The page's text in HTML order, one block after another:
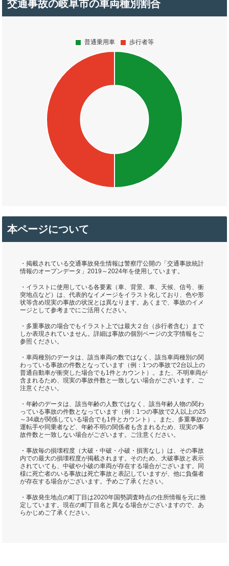
交通事故の岐阜市の車両種別割合
本ページについて
・掲載されている交通事故発生情報は警察庁公開の「交通事故統計
情報のオープンデータ」2019～2024年を使用しています。
・イラストに使用している各要素（車、背景、車、天候、信号、衝
突地点など）は、代表的なイメージをイラスト化しており、色や形
状等含め現実の事故の状況とは異なります。あくまで、事故のイメ
ージとして参考までにご活用ください。
・多重事故の場合でもイラスト上では最大２台（歩行者含む）まで
しか表現されていません。詳細は事故の個別ページの文字情報をご
参照ください。
・車両種別のデータは、該当車両の数ではなく、該当車両種別の関
わっている事故の件数となっています（例：1つの事故で2台以上の
普通自動車が衝突した場合でも1件とカウント）。また、不明車両が
含まれるため、現実の事故件数と一致しない場合がございます。ご
注意ください。
・年齢のデータは、該当年齢の人数ではなく、該当年齢人物の関わ
っている事故の件数となっています（例：1つの事故で2人以上の25
～34歳が関係している場合でも1件とカウント）。また、多重事故の
運転手や同乗者など、年齢不明の関係者も含まれるため、現実の事
故件数と一致しない場合がございます。ご注意ください。
・事故毎の損壊程度（大破・中破・小破・損害なし）は、その事故
内での最大の損壊程度が掲載されます。そのため、大破事故と表示
されていても、中破や小破の車両が存在する場合がございます。同
様に死亡者のいる事故は死亡事故と表記していますが、他に負傷者
が存在する場合がございます。予めご了承ください。
・事故発生地点の町丁目は2020年国勢調査時点の住所情報を元に推
定しています。現在の町丁目名と異なる場合がございますので、あ
らかじめご了承ください。